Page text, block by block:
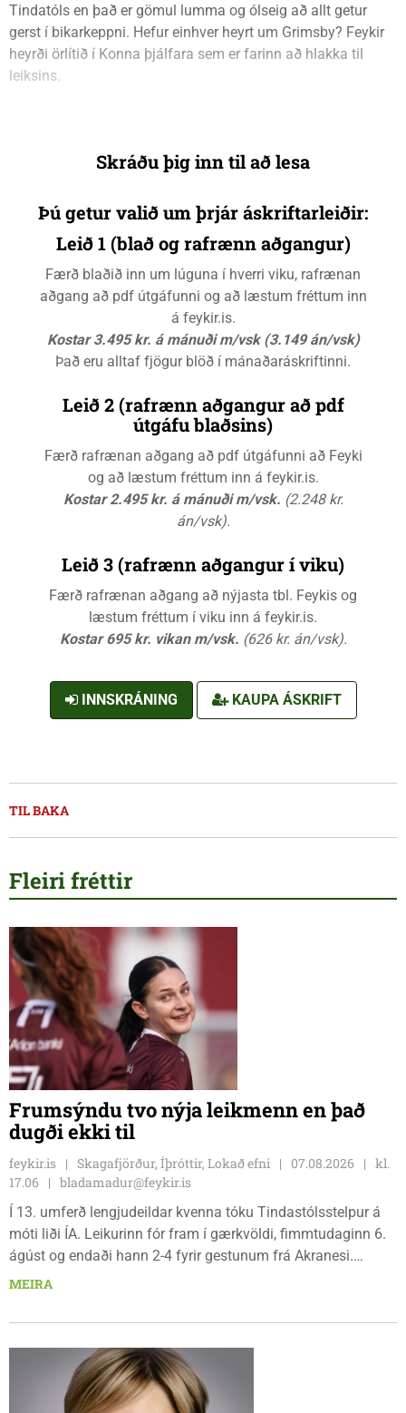
Tindatóls en það er gömul lumma og ólseig að allt getur
gerst í bikarkeppni. Hefur einhver heyrt um Grimsby? Feykir
heyrði örlítið í Konna þjálfara sem er farinn að hlakka til
leiksins.
Skráðu þig inn til að lesa
Þú getur valið um þrjár áskriftarleiðir:
Leið 1 (blað og rafrænn aðgangur)
Færð blaðið inn um lúguna í hverri viku, rafrænan
aðgang að pdf útgáfunni og að læstum fréttum inn
á feykir.is.
Kostar 3.495 kr. á mánuði m/vsk (3.149 án/vsk)
Það eru alltaf fjögur blöð í mánaðaráskriftinni.
Leið 2 (rafrænn aðgangur að pdf
útgáfu blaðsins)
Færð rafrænan aðgang að pdf útgáfunni að Feyki
og að læstum fréttum inn á feykir.is.
Kostar 2.495 kr. á mánuði m/vsk. (2.248 kr.
án/vsk).
Leið 3 (rafrænn aðgangur í viku)
Færð rafrænan aðgang að nýjasta tbl. Feykis og
læstum fréttum í viku inn á feykir.is.
Kostar 695 kr. vikan m/vsk. (626 kr. án/vsk).
INNSKRÁNING KAUPA ÁSKRIFT
TIL BAKA
Fleiri fréttir
Frumsýndu tvo nýja leikmenn en það
dugði ekki til
feykir.is Skagafjörður, Íþróttir, Lokað efni 07.08.2026
kl.
17.06
bladamadur@feykir.is
Í 13. umferð lengjudeildar kvenna tóku Tindastólsstelpur á
móti liði ÍA. Leikurinn fór fram í gærkvöldi, fimmtudaginn 6.
ágúst og endaði hann 2-4 fyrir gestunum frá Akranesi.
Tindastólsliðið frumsýndi tvo nýja leikmenn en þær dönsku
tvíburar.
MEIRA